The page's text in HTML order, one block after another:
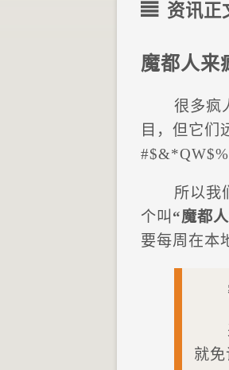
资讯正
魔都人来
很多疯
目，但它
#$&*QW$%
所以我
个叫 “魔都
要每周在本
就免